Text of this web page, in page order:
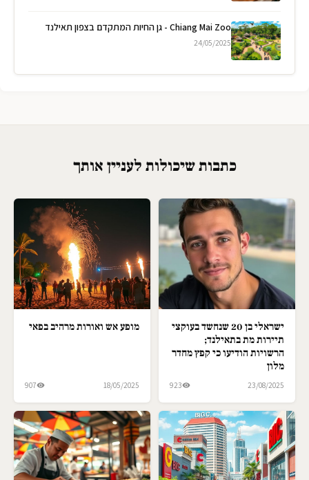
Chiang Mai Zoo - גן החיות המתקדם בצפון תאילנד
24/05/2025
כתבות שיכולות לעניין אותך
ישראלי בן 20 שנחשד בעוקצי
תיירות מת בתאילנד;
הרשויות הודיעו כי קפץ מחדר
מלון
23/08/2025
923
מופע אש ואורות מרהיב בפאי
18/05/2025
907